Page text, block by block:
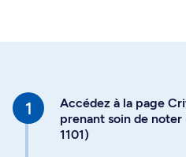
Accédez à la page
prenant soin de noter
1101)